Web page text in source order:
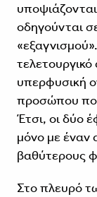
οδηγούνται
υπερφυσική
προσώπου
Έτσι, οι δύο
μόνο με έναν
βαθύτερους
Στο πλευρό